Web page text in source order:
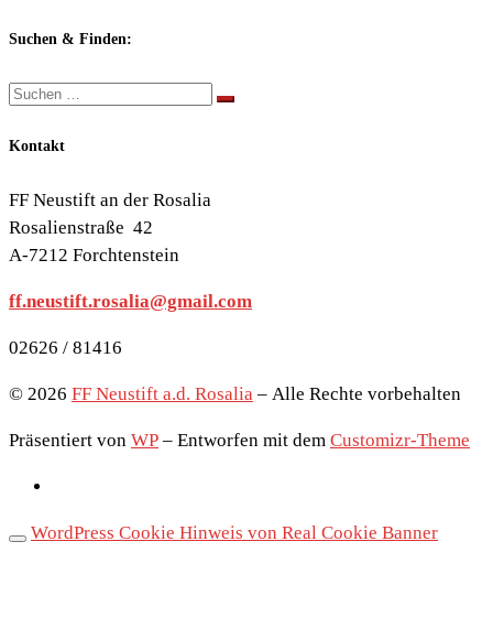
Themen:
Suchen & Finden:
Suche
Suchen …
Kontakt
FF Neustift an der Rosalia
Rosalienstraße 42
A-7212 Forchtenstein
ff.neustift.rosalia@gmail.com
02626 / 81416
© 2026 FF Neustift a.d. Rosalia – Alle Rechte vorbehalten
Präsentiert von WP – Entworfen mit dem Customizr-Theme
WordPress Cookie Hinweis von Real Cookie Banner